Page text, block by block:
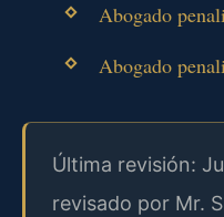
Abogado
Abogado
Última revisión:
revisado por Mr.